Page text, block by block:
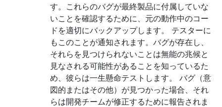
す。これらのバグが最終製品に付属していな
いことを確認するために、元の動作中のコー
ドを適切にバックアップします。 テスターに​​
もこのことが通知されます。バグが存在し、
それらを見つけられないことは無能の兆候と
見なされる可能性があることを知っているた
め、彼らは一生懸命テストします。 バグ（意
図的またはその他）が見つかった場合、それ
らは開発チームが修正するために報告されま